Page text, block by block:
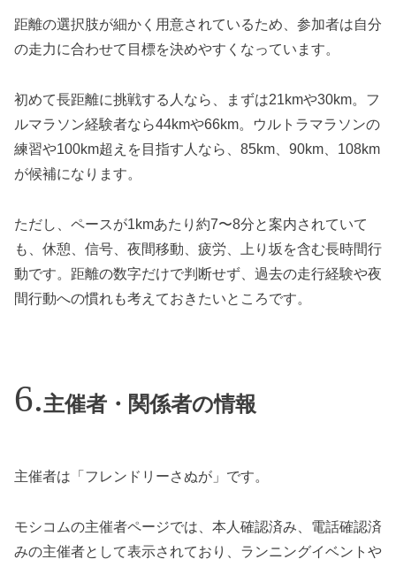
距離の選択肢が細かく用意されているため、参加者は自分
の走力に合わせて目標を決めやすくなっています。
初めて長距離に挑戦する人なら、まずは21kmや30km。フ
ルマラソン経験者なら44kmや66km。ウルトラマラソンの
練習や100km超えを目指す人なら、85km、90km、108km
が候補になります。
ただし、ペースが1kmあたり約7〜8分と案内されていて
も、休憩、信号、夜間移動、疲労、上り坂を含む長時間行
動です。距離の数字だけで判断せず、過去の走行経験や夜
間行動への慣れも考えておきたいところです。
主催者・関係者の情報
主催者は「フレンドリーさぬが」です。
モシコムの主催者ページでは、本人確認済み、電話確認済
みの主催者として表示されており、ランニングイベントや